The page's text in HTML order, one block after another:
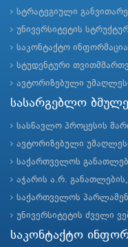
სტრატეგიული
უნივერსიტეტის
საკონტაქტო ინფორმაცია
სტუდენტური
ავტორიზებული
სასარგებლო
სასწავლო პროცესის
ავტორიზებული
საქართველოს
აჭარის ა.რ.
საქართველოს
უნივერსიტეტის ძველი
საკონტაქტო